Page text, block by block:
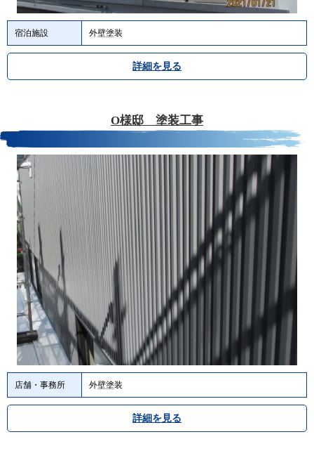
宿泊施設 外壁塗装
詳細を見る
O様邸 塗装工事
店舗・事務所 外壁塗装
詳細を見る